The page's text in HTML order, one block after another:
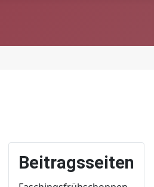
Beitragsseiten